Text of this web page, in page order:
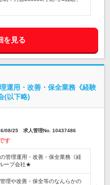
を見る
運用・改善・保全業務《経験
(以下略)
08/25 求人管理No. 10437486
す
管理運用・改善・保全業務《経
ープ会社★
理や改善・保全等のなんらかの